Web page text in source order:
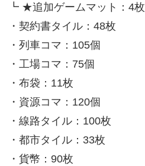
┗ ★追加ゲームマット：4枚
・契約書タイル：48枚
・列車コマ：105個
・工場コマ：75個
・布袋：11枚
・資源コマ：120個
・線路タイル：100枚
・都市タイル：33枚
・貨幣：90枚